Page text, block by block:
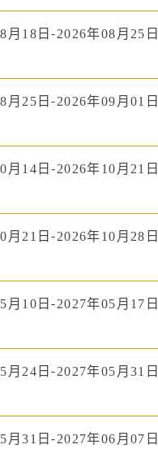
月18日-2026年08月25日
月25日-2026年09月01日
月14日-2026年10月21日
月21日-2026年10月28日
月10日-2027年05月17日
月24日-2027年05月31日
月31日-2027年06月07日